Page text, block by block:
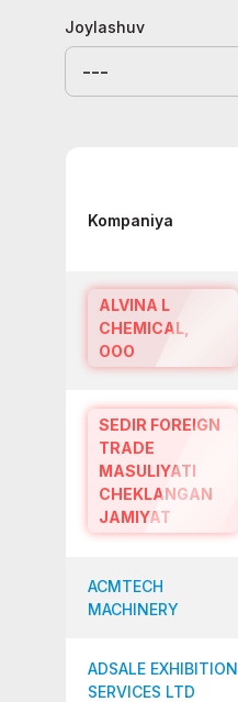
Joylashuv
---
Kompaniya
ALVINA L
CHEMICAL,
ООО
SEDIR FOREIGN
TRADE
MASULIYATI
CHEKLANGAN
JAMIYAT
ACMTECH
MACHINERY
ADSALE EXHIBITION
SERVICES LTD